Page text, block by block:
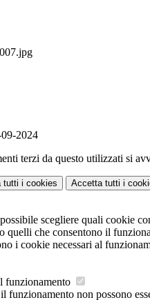
2024
terzi da questo utilizzati si
tutti i cookies Accetta tutti i
scegliere quali cookie
quelli che consentono il
i cookie necessari al
funzionamento
funzionamento non possono